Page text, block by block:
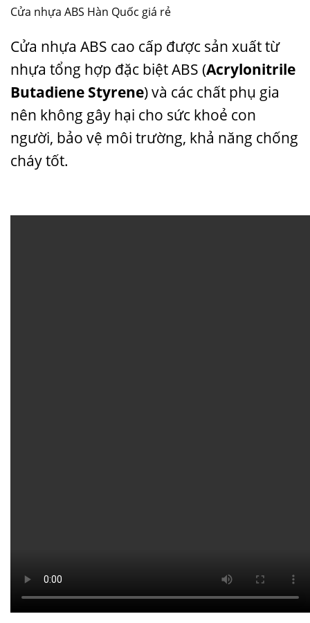
Cửa nhựa ABS Hàn Quốc giá rẻ
Cửa nhựa ABS cao cấp được sản xuất từ
nhựa tổng hợp đặc biệt ABS (Acrylonitrile
Butadiene Styrene) và các chất phụ gia
nên không gây hại cho sức khoẻ con
người, bảo vệ môi trường, khả năng chống
cháy tốt.